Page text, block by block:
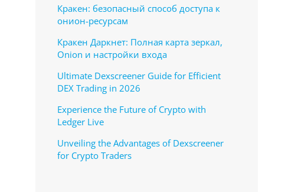
Кракен: безопасный способ доступа к
онион-ресурсам
Кракен Даркнет: Полная карта зеркал,
Onion и настройки входа
Ultimate Dexscreener Guide for Efficient
DEX Trading in 2026
Experience the Future of Crypto with
Ledger Live
Unveiling the Advantages of Dexscreener
for Crypto Traders